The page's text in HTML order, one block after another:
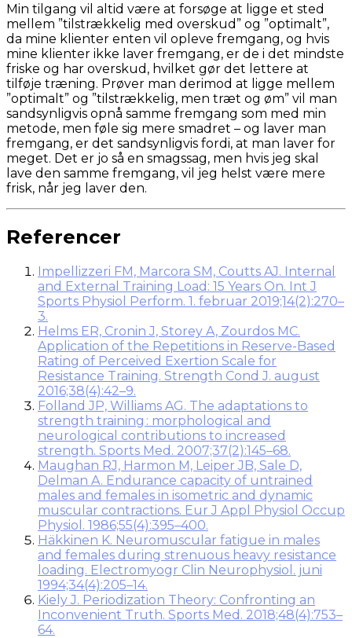
Min tilgang vil altid være at forsøge at ligge et sted
mellem ”tilstrækkelig med overskud” og ”optimalt”,
da mine klienter enten vil opleve fremgang, og hvis
mine klienter ikke laver fremgang, er de i det mindste
friske og har overskud, hvilket gør det lettere at
tilføje træning. Prøver man derimod at ligge mellem
”optimalt” og ”tilstrækkelig, men træt og øm” vil man
sandsynligvis opnå samme fremgang som med min
metode, men føle sig mere smadret – og laver man
fremgang, er det sandsynligvis fordi, at man laver for
meget. Det er jo så en smagssag, men hvis jeg skal
lave den samme fremgang, vil jeg helst være mere
frisk, når jeg laver den.
Referencer
Impellizzeri FM, Marcora SM, Coutts AJ. Internal
and External Training Load: 15 Years On. Int J
Sports Physiol Perform. 1. februar 2019;14(2):270–
3.
Helms ER, Cronin J, Storey A, Zourdos MC.
Application of the Repetitions in Reserve-Based
Rating of Perceived Exertion Scale for
Resistance Training. Strength Cond J. august
2016;38(4):42–9.
Folland JP, Williams AG. The adaptations to
strength training : morphological and
neurological contributions to increased
strength. Sports Med. 2007;37(2):145–68.
Maughan RJ, Harmon M, Leiper JB, Sale D,
Delman A. Endurance capacity of untrained
males and females in isometric and dynamic
muscular contractions. Eur J Appl Physiol Occup
Physiol. 1986;55(4):395–400.
Häkkinen K. Neuromuscular fatigue in males
and females during strenuous heavy resistance
loading. Electromyogr Clin Neurophysiol. juni
1994;34(4):205–14.
Kiely J. Periodization Theory: Confronting an
Inconvenient Truth. Sports Med. 2018;48(4):753–
64.